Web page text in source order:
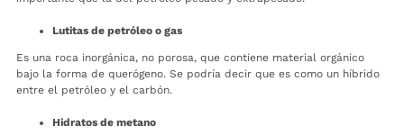
Lutitas de petróleo o gas
Es una roca inorgánica, no porosa, que contiene material orgánico
bajo la forma de querógeno. Se podría decir que es como un híbrido
entre el petróleo y el carbón.
Hidratos de metano